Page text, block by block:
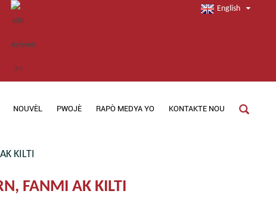
English
NOUVÈL PWOJÈ RAPÒ MEDYA YO KONTAKTE NOU
KILTI
FANMI AK KILTI